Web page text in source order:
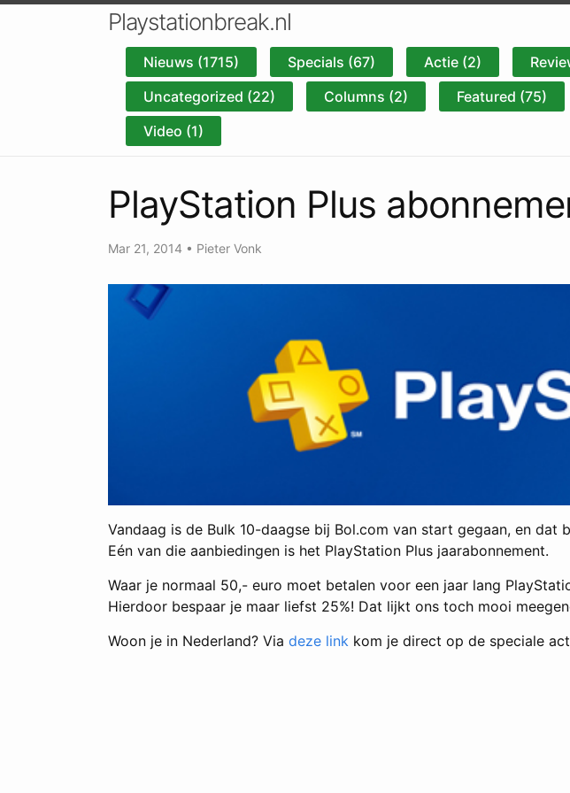
Playstationbreak.nl
Nieuws (1715) Specials (67) Actie (2)
Uncategorized (22)
Columns (2) Featured (75)
Video (1)
PlayStation Plus
Mar 21, 2014 • Pieter Vonk
Vandaag is de Bulk 10-daagse bij Bol.com van start gegaan, en
Eén van die aanbiedingen is het PlayStation Plus jaarabonnement.
Waar je normaal 50,- euro moet betalen voor een jaar lang
Hierdoor bespaar je maar liefst 25%! Dat lijkt ons toch mooi
Woon je in Nederland? Via deze link kom je direct op de speciale